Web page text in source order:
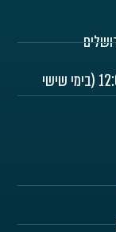
יום א - ה: 9:00 - 18:00 יום ו: 9:00 - 12:00 (בימי שישי